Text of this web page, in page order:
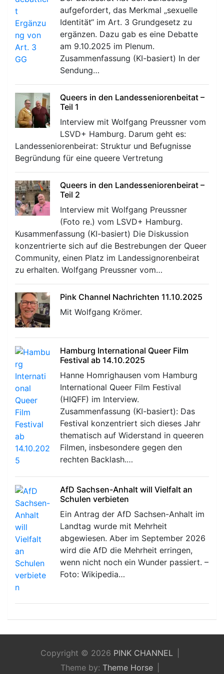
aufgefordert, das Merkmal „sexuelle
Identität“ im Art. 3 Grundgesetz zu
ergänzen. Dazu gab es eine Debatte
am 9.10.2025 im Plenum.
Zusammenfassung (KI-basiert) In der
Sendung…
Queers in den Landesseniorenbeitat –
Teil 1
Interview mit Wolfgang Preussner vom
LSVD+ Hamburg. Darum geht es:
Landesseniorenbeirat: Struktur und Befugnisse
Begründung für eine queere Vertretung
Queers in den Landesseniorenbeirat –
Teil 2
Interview mit Wolfgang Preussner
(Foto re.) vom LSVD+ Hamburg.
Kusammenfassung (KI-basiert) Die Diskussion
konzentrierte sich auf die Bestrebungen der Queer
Community, einen Platz im Landessignorenbeirat
zu erhalten. Wolfgang Preussner vom…
Pink Channel Nachrichten 11.10.2025
Mit Wolfgang Krömer.
Hamburg International Queer Film
Festival ab 14.10.2025
Hanne Homrighausen vom Hamburg
International Queer Film Festival
(HIQFF) im Interview.
Zusammenfassung (KI-basiert): Das
Festival konzentriert sich dieses Jahr
thematisch auf Widerstand in queeren
Filmen, insbesondere gegen den
rechten Backlash.…
AfD Sachsen-Anhalt will Vielfalt an
Schulen verbieten
Ein Antrag der AfD Sachsen-Anhalt im
Landtag wurde mit Mehrheit
abgewiesen. Aber im September 2026
wird die AfD die Mehrheit erringen,
wenn nicht noch ein Wunder passiert. –
Foto: Wikipedia…
Copyright © 2026 PINK CHANNEL
Theme by: Theme Horse